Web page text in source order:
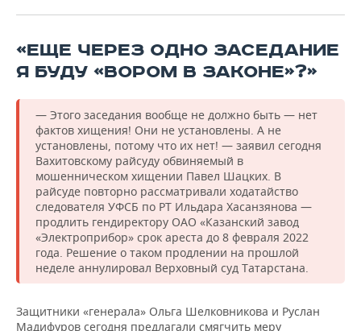
«ЕЩЕ ЧЕРЕЗ ОДНО ЗАСЕДАНИЕ
Я БУДУ «ВОРОМ В ЗАКОНЕ»?»
— Этого заседания вообще не должно быть — нет
фактов хищения! Они не установлены. А не
установлены, потому что их нет! — заявил сегодня
Вахитовскому райсуду обвиняемый в
мошенническом хищении Павел Шацких. В
райсуде повторно рассматривали ходатайство
следователя УФСБ по РТ Ильдара Хасанзянова —
продлить гендиректору ОАО «Казанский завод
«Электроприбор» срок ареста до 8 февраля 2022
года. Решение о таком продлении на прошлой
неделе аннулировал Верховный суд Татарстана.
Защитники «генерала» Ольга Шелковникова и Руслан
Мадифуров сегодня предлагали смягчить меру